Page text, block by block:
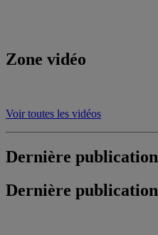
Zone vidéo
Voir toutes les vidéos
Dernière publication
Dernière publication